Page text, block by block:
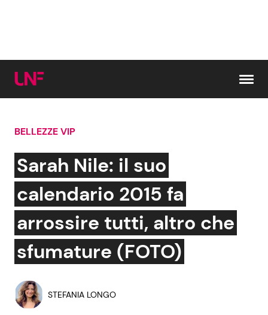
Cerca:
News e Cronaca
Attualità Italiana
Dal Mondo
Economia
Gossip e TV
Bellezze VIP
Coppie VIP
BELLEZZE VIP
Sarah Nile: il suo
calendario 2015 fa
arrossire tutti, altro che
sfumature (FOTO)
STEFANIA LONGO